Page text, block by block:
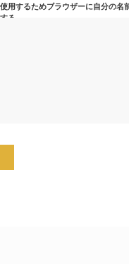
用するためブラウザーに自分の名
る。